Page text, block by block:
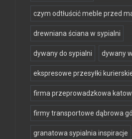
czym odtłuścić meble przed
drewniana ściana w sypialni
dywany do sypialni dywany
ekspresowe przesyłki
firma przeprowadzkowa
firmy transportowe dąbrowa
granatowa sypialnia inspiracje